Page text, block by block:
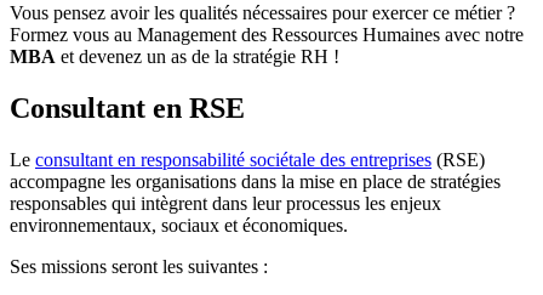
Vous pensez avoir les qualités nécessaires pour exercer ce métier ?
Formez vous au Management des Ressources Humaines avec notre
MBA et devenez un as de la stratégie RH !
Consultant en RSE
Le consultant en responsabilité sociétale des entreprises (RSE)
accompagne les organisations dans la mise en place de stratégies
responsables qui intègrent dans leur processus les enjeux
environnementaux, sociaux et économiques.
Ses missions seront les suivantes :